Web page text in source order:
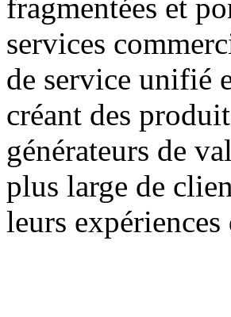
fragmentées et
services
de service unifié
créant des
générateurs de
plus large de
leurs expériences